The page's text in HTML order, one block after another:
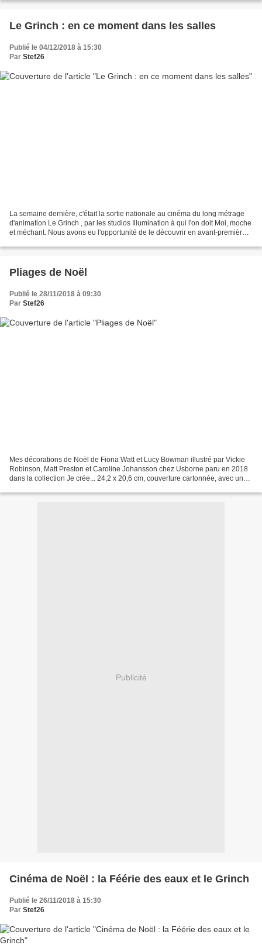
Le Grinch : en ce moment dans les salles
Publié le 04/12/2018 à 15:30
Par Stef26
La semaine dernière, c'était la sortie nationale au cinéma du long métrage
d'animation Le Grinch , par les studios Illumination à qui l'on doit Moi, moche
et méchant. Nous avons eu l'opportunité de le découvrir en avant-première
Pliages de Noël
Publié le 28/11/2018 à 09:30
Par Stef26
Mes décorations de Noël de Fiona Watt et Lucy Bowman illustré par Vickie
Robinson, Matt Preston et Caroline Johansson chez Usborne paru en 2018
dans la collection Je crée... 24,2 x 20,6 cm, couverture cartonnée, avec un
Publicité
Cinéma de Noël : la Féérie des eaux et le Grinch
Publié le 26/11/2018 à 15:30
Par Stef26